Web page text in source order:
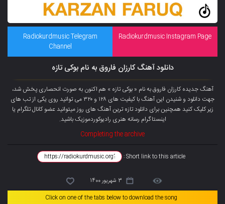
Radiokurdmusic Instagram Page
Radiokurdmusic Telegram
Channel
دانلود آهنگ کارزان فاروق به نام بوکی تازه
آهنگ جدیده کارزان فاروق به نام « بوکی تازه » هم اکنون به صورت انحصاری پخش شد،
جهت دانلود و شنیدن این آهنگ با کیفیت های ۱۲۸ و ۳۲۰ می توانید روی یکی از تب های
زیر کلیک کنید همچنین برای دانلود تازه ترین آهنگ های روز میتوانیدعضو کانال تلگرام یا
اینستاگرام رسانه هنری رادیوکوردموزیک باشید.
Completing the archive
Short link to this article :
3 شهریور 1400
Click on one of the tabs below to download the song